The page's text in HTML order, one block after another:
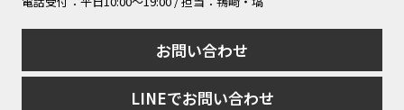
お問い合わせ
LINEでお問い合わせ